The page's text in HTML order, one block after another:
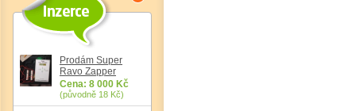
Prodám Super
Ravo Zapper
Cena: 8 000 Kč
(původně 18 Kč)